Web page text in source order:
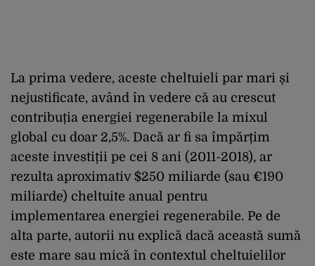
La prima vedere, aceste cheltuieli par mari și
nejustificate, având în vedere că au crescut
contribuția energiei regenerabile la mixul
global cu doar 2,5%. Dacă ar fi sa împărțim
aceste investiții pe cei 8 ani (2011-2018), ar
rezulta aproximativ $250 miliarde (sau €190
miliarde) cheltuite anual pentru
implementarea energiei regenerabile. Pe de
alta parte, autorii nu explică dacă această sumă
este mare sau mică în contextul cheltuielilor